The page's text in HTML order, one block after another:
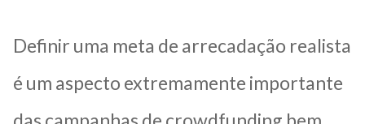
Definir uma meta de arrecadação realista
é um aspecto extremamente importante